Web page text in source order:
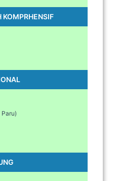
KOMPRHENSIF